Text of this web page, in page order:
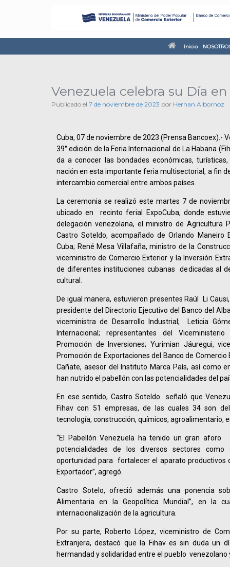
Inicio
Venezuela celebra su Día
Publicado el 7 de noviembre de 2023 por Hernan Albornoz
Cuba, 07 de noviembre de 2023 (Prensa Bancoex).-
39° edición de la Feria Internacional de La Habana
da a conocer las bondades económicas,
nación en esta importante feria multisectorial, a fin
intercambio comercial entre ambos países.
La ceremonia se realizó este martes 7 de
ubicado en recinto ferial ExpoCuba, donde
delegación venezolana, el ministro de Agricultura
Castro Soteldo, acompañado de Orlando Maneiro
Cuba; René Mesa Villafaña, ministro de la
viceministro de Comercio Exterior y la Inversión
de diferentes instituciones cubanas dedicadas al
cultural.
De igual manera, estuvieron presentes Raúl Li
presidente del Directorio Ejecutivo del Banco del
viceministra de Desarrollo Industrial; Leticia
Internacional; representantes del
Promoción de Inversiones; Yurimian Jáuregui,
Promoción de Exportaciones del Banco de
Cañate, asesor del Instituto Marca País, así como
han nutrido el pabellón con las potencialidades del
En ese sentido, Castro Soteldo señaló que
Fihav con 51 empresas, de las cuales 34 son
tecnología, construcción, químicos, agroalimentario,
“El Pabellón Venezuela ha tenido un gran
potencialidades de los diversos sectores
oportunidad para fortalecer el aparato productivos
Exportador”, agregó.
Castro Sotelo, ofreció además una ponencia
Alimentaria en la Geopolítica Mundial”, en la
internacionalización de la agricultura.
Por su parte, Roberto López, viceministro de
Extranjera, destacó que la Fihav es sin duda un
hermandad y solidaridad entre el pueblo venezolano